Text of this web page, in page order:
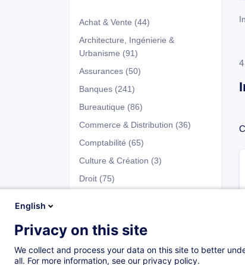
Achat & Vente (44)
Architecture, Ingénierie &
Urbanisme (91)
Assurances (50)
Banques (241)
Bureautique (86)
Commerce & Distribution (36)
Comptabilité (65)
Culture & Création (3)
Droit (75)
d’Entreprise (66)
Programmes
English
Privacy on this site
We collect and process your data on this site to better
all. For more information, see our privacy policy.